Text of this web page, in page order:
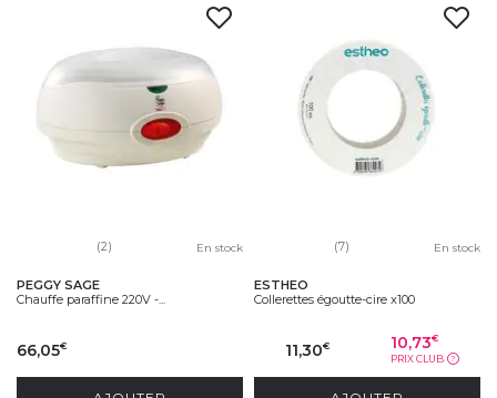
(2) En stock
PEGGY SAGE
Chauffe paraffine 220V -...
66,05€
(7) En stock
ESTHEO
Collerettes égoutte-cire x100
11,30€ 10,73€
PRIX CLUB ?